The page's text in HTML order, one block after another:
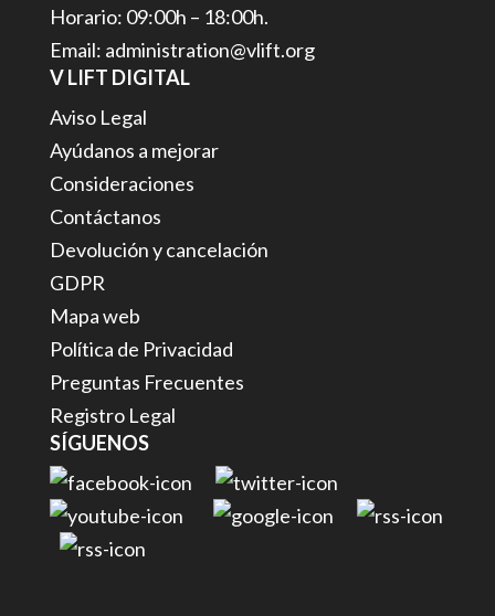
Horario: 09:00h – 18:00h.
Email: administration@vlift.org
V LIFT DIGITAL
Aviso Legal
Ayúdanos a mejorar
Consideraciones
Contáctanos
Devolución y cancelación
GDPR
Mapa web
Política de Privacidad
Preguntas Frecuentes
Registro Legal
SÍGUENOS